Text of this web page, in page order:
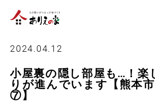
2024.04.12
小屋裏の隠し部屋も…！楽
りが進んでいます【熊本
⑦】